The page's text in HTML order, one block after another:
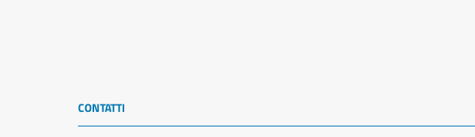
CONTATTI